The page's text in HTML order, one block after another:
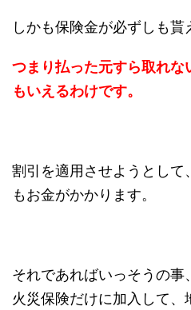
しかも保険金が必ずしも貰
つまり払った元すら取れな
もいえるわけです。
割引を適用させようとして
もお金がかかります。
それであればいっそうの事
火災保険だけに加入して